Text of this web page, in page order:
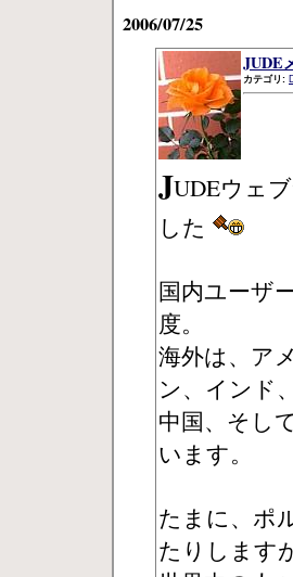
2006/07/25
JUDE
カテゴリ:
JUDEウェ
した
国内ユーザ
度。
海外は、ア
ン、インド
中国、そし
います。
たまに、ポ
たりします